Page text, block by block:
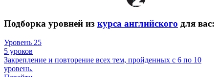
Подборка уровней из курса английского для вас:
Уровень 25
5 уроков
Закрепление и повторение всех тем, пройденных с 6 по 10
уровень.